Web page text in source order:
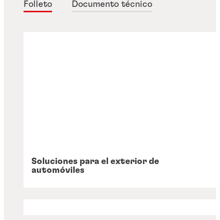
Folleto Documento técnico
Soluciones para el exterior de
automóviles